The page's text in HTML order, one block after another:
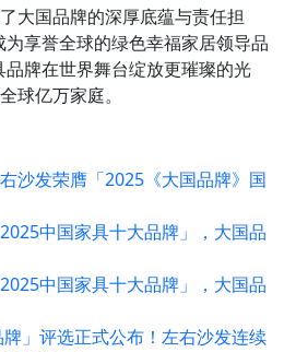
大国品牌的深厚底蕴与责任担
享誉全球的绿色幸福家居领导品
品牌在世界舞台绽放更璀璨的光
球亿万家庭。
沙发荣膺「2025《大国品牌》国
中国家具十大品牌」，大国品
中国家具十大品牌」，大国品
」评选正式公布！左右沙发连续